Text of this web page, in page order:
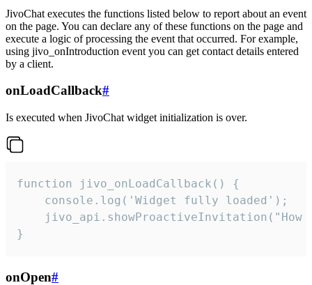
JivoChat executes the functions listed below to report about an event
on the page. You can declare any of these functions on the page and
execute a logic of processing the event that occurred. For example,
using jivo_onIntroduction event you can get contact details entered
by a client.
onLoadCallback#
Is executed when JivoChat widget initialization is over.
function jivo_onLoadCallback() {
    console.log('Widget fully loaded');
jivo_api.showProactiveInvitation("How
}
onOpen#